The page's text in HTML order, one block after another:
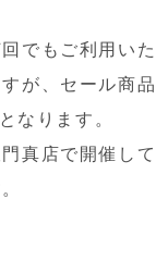
でもご利用いた
が、セール商
なります。
真店で開催し